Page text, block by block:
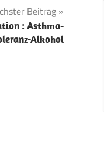
Beitrag
: Asthma-
Alkohol